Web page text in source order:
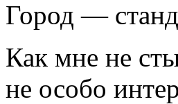
Город —
Как мне не
не особо